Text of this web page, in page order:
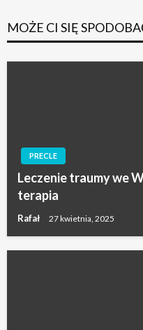
MOŻE CI SIĘ
PRECLE
Leczenie traumy we
terapia
Rafał 27 kwietnia, 2025